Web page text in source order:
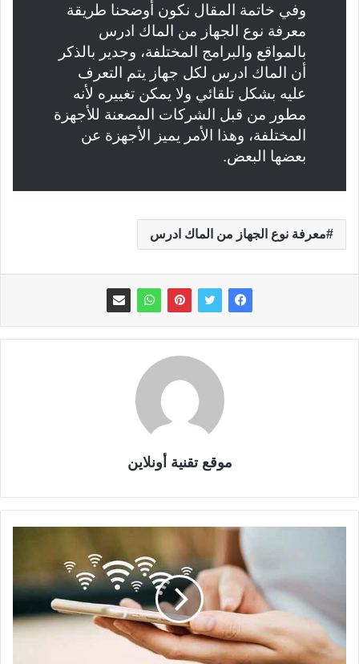
وفي خاتمة المقال نكون أوضحنا طريقة
معرفة نوع الجهاز من الماك ادرس
بالمواقع والبرامج المختلفة، وجدير بالذكر
أن الماك ادرس لكل جهاز يتم التعرف
عليه بشكل تلقائي ولا يمكن تغييره لأنه
مطور من قبل الشركات المصعنة للأجهزة
المختلفة، وهذا الأمر يميز الأجهزة عن
بعضها البعض.
معرفة نوع الجهاز من الماك ادرس
موقع تقنية أونلاين